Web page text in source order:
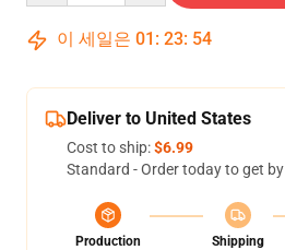
이 세일은 01 : 23: 53
Deliver to United States
Cost to ship:$6.99
Standard - Order today to get by
Production
Shipping